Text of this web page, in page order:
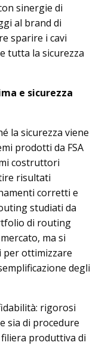
sinergie di
al brand di
sparire i cavi
tutta la sicurezza
e sicurezza
la sicurezza viene
prodotti da FSA
costruttori
risultati
corretti e
studiati da
di routing
ma si
ottimizzare
degli
rigorosi
sia di procedure
produttiva di